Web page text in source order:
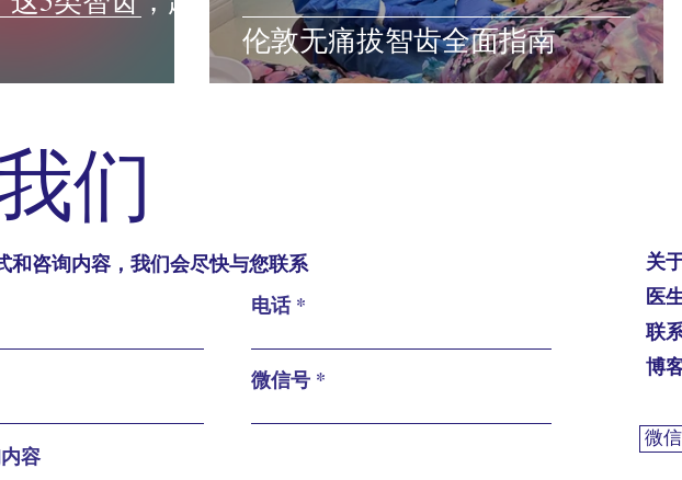
伦敦无痛拔智齿全面指南
们
和咨询内容，我们会尽快与您联系
电话
微信号
容
关
医
联
博
微